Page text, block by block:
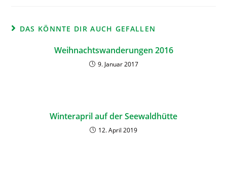
DAS KÖNNTE DIR AUCH GEFALLEN
Weihnachtswanderungen 2016
9. Januar 2017
Winterapril auf der Seewaldhütte
12. April 2019